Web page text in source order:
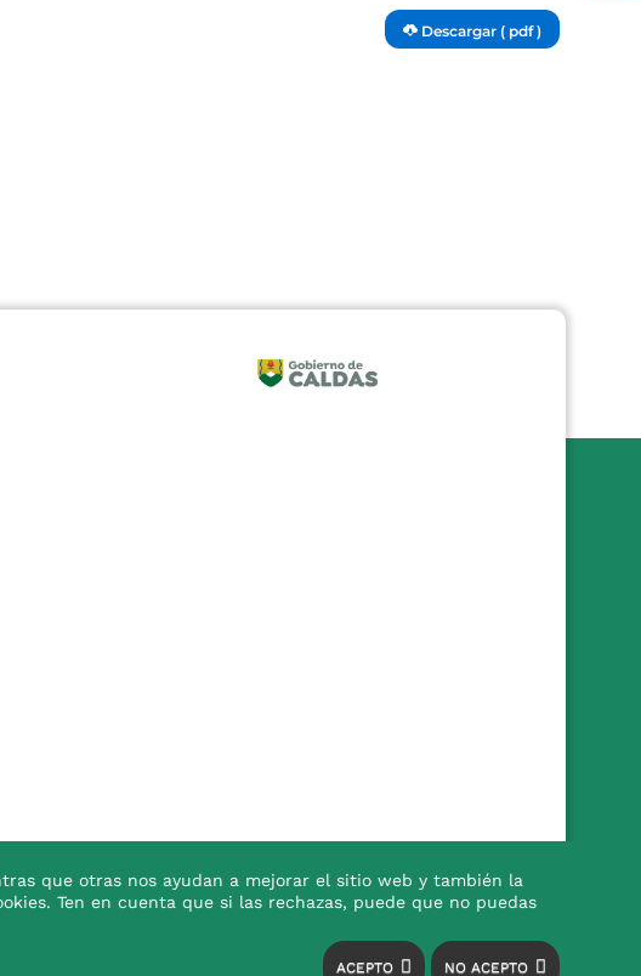
Descargar ( pdf )
que otras nos ayudan a mejorar el sitio web y también la
Ten en cuenta que si las rechazas, puede que no puedas
ACEPTO NO ACEPTO